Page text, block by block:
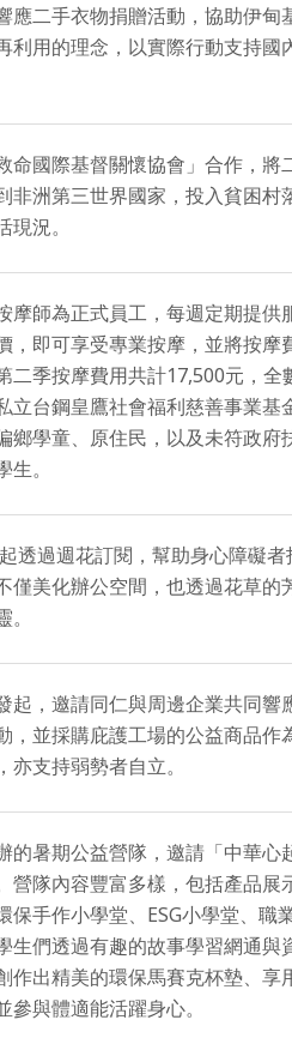
應二手衣物捐贈活動，協助伊甸
利用的理念，以實際行動支持國
命國際基督關懷協會」合作，將
非洲第三世界國家，投入貧困村
況。
摩師為正式員工，每週定期提供
，即可享受專業按摩，並將按摩
二季按摩費用共計17,500元，全
立台鋼皇鷹社會福利慈善事業基
鄉學童、原住民，以及未符政府
。
透過週花訂閱，幫助身心障礙
僅美化辦公空間，也透過花草的
起，邀請同仁與周邊企業共同響
，並採購庇護工場的公益商品作
亦支持弱勢者自立。
的暑期公益營隊，邀請「中華心
營隊內容豐富多樣，包括產品展
保手作小學堂、ESG小學堂、職
生們透過有趣的故事學習網通與
作出精美的環保馬賽克杯墊、享
參與體適能活躍身心。